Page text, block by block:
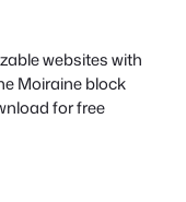
websites with
Moiraine block
for free